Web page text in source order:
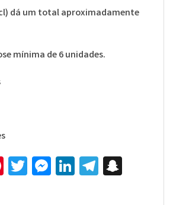
dá um total aproximadamente
mínima de 6 unidades.
Pinterest
Twitter
Messenger
LinkedIn